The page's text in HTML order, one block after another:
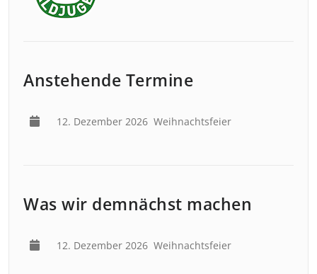
Anstehende Termine
12. Dezember 2026 Weihnachtsfeier
Was wir demnächst machen
12. Dezember 2026 Weihnachtsfeier